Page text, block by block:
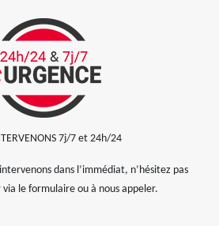
7j/7 et 24h/24
dans l’immédiat, n’hésitez pas
le formulaire ou à nous appeler.